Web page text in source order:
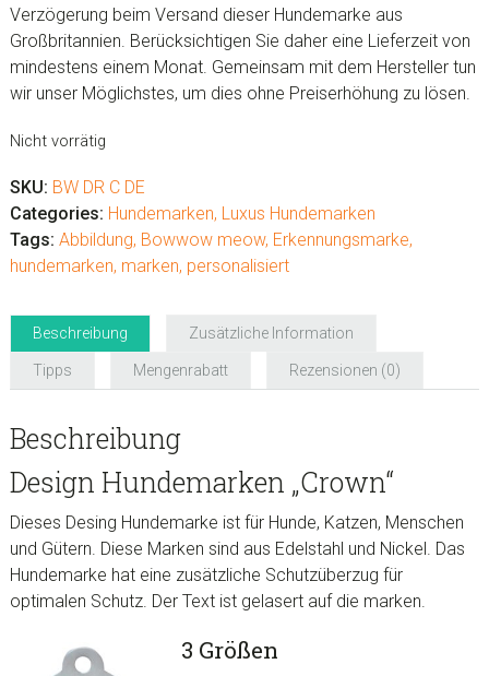
Verzögerung beim Versand dieser Hundemarke aus
Großbritannien. Berücksichtigen Sie daher eine Lieferzeit von
mindestens einem Monat. Gemeinsam mit dem Hersteller tun
wir unser Möglichstes, um dies ohne Preiserhöhung zu lösen.
Nicht vorrätig
SKU: BW DR C DE
Categories: Hundemarken, Luxus Hundemarken
Tags: Abbildung, Bowwow meow, Erkennungsmarke,
hundemarken, marken, personalisiert
Beschreibung Zusätzliche Information
Tipps Mengenrabatt Rezensionen (0)
Beschreibung
Design Hundemarken „Crown“
Dieses Desing Hundemarke ist für Hunde, Katzen, Menschen
und Gütern. Diese Marken sind aus Edelstahl und Nickel. Das
Hundemarke hat eine zusätzliche Schutzüberzug für
optimalen Schutz. Der Text ist gelasert auf die marken.
3 Größen